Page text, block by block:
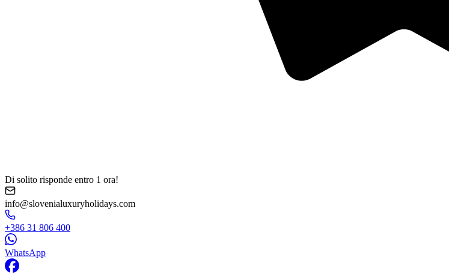
Di solito risponde entro 1 ora!
info@slovenialuxuryholidays.com
+386 31 806 400
WhatsApp